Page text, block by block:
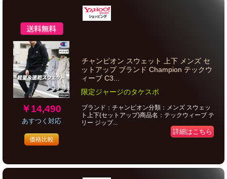
￥14,490
あすつく対応
価格比較
チャンピオン スウェット 上下 メンズ セ
ットアップ ブランド Champion テックウ
ィーブ C3...
限定ジャージのタケスポ
ブランド：チャンピオン分類：メンズ スウェッ
ト上下(セットアップ)商品名：テックウィーブ テ
リー ジップ...
詳細はこちら